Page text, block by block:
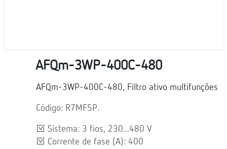
AFQm-3WP-400C-480
AFQm-3WP-400C-480, Filtro ativo multifunções
Código: R7MF5P.
Sistema: 3 fios, 230...480 V
Corrente de fase (A): 400